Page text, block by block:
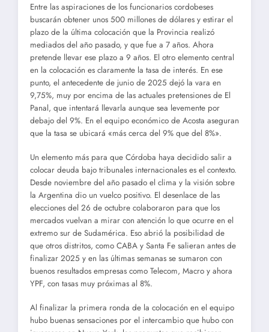
Entre las aspiraciones de los funcionarios cordobeses
buscarán obtener unos 500 millones de dólares y estirar el
plazo de la última colocación que la Provincia realizó
mediados del año pasado, y que fue a 7 años. Ahora
pretende llevar ese plazo a 9 años. El otro elemento central
en la colocación es claramente la tasa de interés. En ese
punto, el antecedente de junio de 2025 dejó la vara en
9,75%, muy por encima de las actuales pretensiones de El
Panal, que intentará llevarla aunque sea levemente por
debajo del 9%. En el equipo económico de Acosta aseguran
que la tasa se ubicará «más cerca del 9% que del 8%».
Un elemento más para que Córdoba haya decidido salir a
colocar deuda bajo tribunales internacionales es el contexto.
Desde noviembre del año pasado el clima y la visión sobre
la Argentina dio un vuelco positivo. El desenlace de las
elecciones del 26 de octubre colaboraron para que los
mercados vuelvan a mirar con atención lo que ocurre en el
extremo sur de Sudamérica. Eso abrió la posibilidad de
que otros distritos, como CABA y Santa Fe salieran antes de
finalizar 2025 y en las últimas semanas se sumaron con
buenos resultados empresas como Telecom, Macro y ahora
YPF, con tasas muy próximas al 8%.
Al finalizar la primera ronda de la colocación en el equipo
hubo buenas sensaciones por el intercambio que hubo con